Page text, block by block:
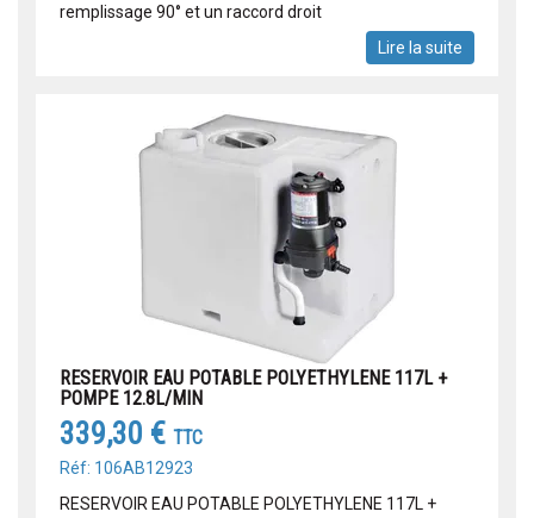
remplissage 90° et un raccord droit
Lire la suite
RESERVOIR EAU POTABLE POLYETHYLENE 117L +
POMPE 12.8L/MIN
339,30 € TTC
Réf: 106AB12923
RESERVOIR EAU POTABLE POLYETHYLENE 117L +